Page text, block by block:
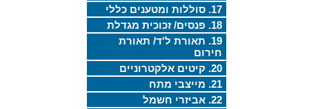
17. סוללות ומטענים כללי
18. פנסים/ זכוכית מגדלת
19. תאורת ל'ד/ תאורת
חירום
20. קיטים אלקטרוניים
21. מייצבי מתח
22. אביזרי חשמל